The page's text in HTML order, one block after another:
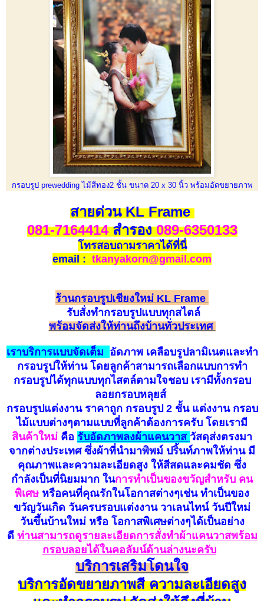
กรอบรูป prewedding ไม้สีทอง2 ชั้น ขนาด 20 x 30 นิ้ว พร้อมอัดขยายภาพ
สายด่วน KL Frame
081-7164414สำรอง089-6350133
โทรสอบถามราคาได้ที่นี่
email : tkanyakorn@gmail.com
ร้านกรอบรูปเชียงใหม่ KL Frame
รับสั่งทำกรอบรูปแบบทุกสไตล์
พร้อมจัดส่งให้ท่านถึงบ้านทั่วประเทศ
เราบริการแบบจัดเต็ม อัดภาพ เคลือบรูปลามิเนตและทำ
กรอบรูปให้ท่าน โดยลูกค้าสามารถเลือกแบบการทำ
กรอบรูปได้ทุกแบบทุกไสตล์ตามใจชอบ เรามีทั้งกรอบ
ลอยกรอบหลุยส์
กรอบรูปแต่งงาน ราคาถูก กรอบรูป 2 ชั้น แต่งงานกรอบ
ไม้แบบต่างๆตามแบบที่ลูกค้าต้องการครับ โดยเรามี
สินค้าใหม่ คือ รับอัดภาพลงผ้าแคนวาส วัสดุส่งตรงมา
จากต่างประเทศ ซึ่งผ้าที่นำมาพิพม์ ปริ้นท์ภาพให้ท่าน มี
คุณภาพและความละเอียดสูง ให้สีสดและคมชัด ซึ่ง
กำลังเป็นที่นิยมมาก ในการทำเป็นของขวัญสำหรับ คน
พิเศษ หรือคนที่คุณรักในโอกาสต่างๆเช่น ทำเป็นของ
ขวัญวันเกิด วันครบรอบแต่งงาน วาเลนไทน์ วันปีใหม่
วันขึ้นบ้านใหม่ หรือ โอกาสพิเศษต่างๆได้เป็นอย่าง
ดี ท่านสามารถดูรายละเอียดการสั่งทำผ้าแคนวาสพร้อม
กรอบลอยได้ในคอลัมน์ด้านล่างนะครับ
บริการเสริมโดนใจ
บริการอัดขยายภาพสี ความละเอียดสูง